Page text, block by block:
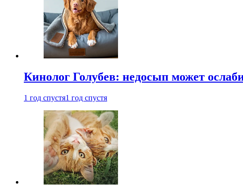
Кинолог Голубев: недосып может
1 год спустя1 год спустя